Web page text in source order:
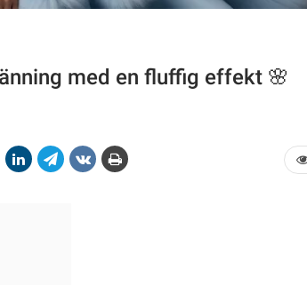
med en fluffig effekt 🌸